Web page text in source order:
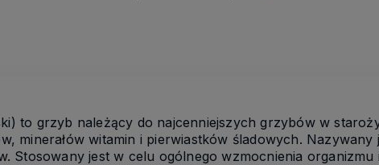
to grzyb należący do najcenniejszych grzybów w
minerałów witamin i pierwiastków śladowych. Nazywany
Stosowany jest w celu ogólnego wzmocnienia organizmu